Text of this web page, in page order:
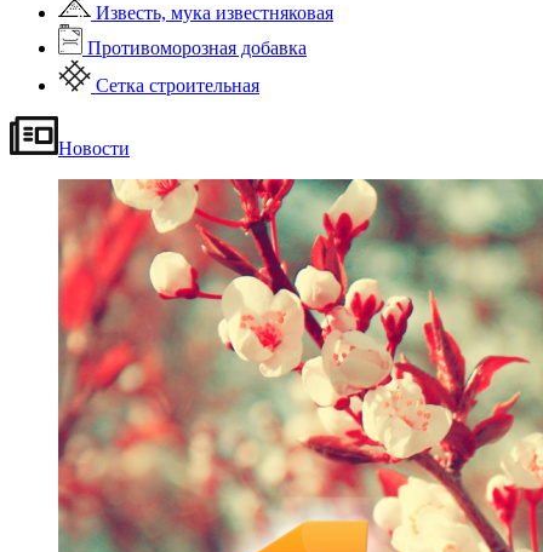
Известь, мука известняковая
Противоморозная добавка
Сетка строительная
Новости